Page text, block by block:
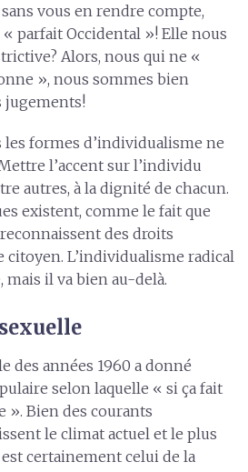
vous en rendre compte,
parfait Occidental »! Elle nous
Alors, nous qui ne «
», nous sommes bien
jugements!
formes d’individualisme ne
l’accent sur l’individu
autres, à la dignité de chacun.
existent, comme le fait que
des droits
citoyen. L’individualisme radical
mais il va bien au-delà.
des années 1960 a donné
selon laquelle « si ça fait
». Bien des courants
le climat actuel et le plus
certainement celui de la